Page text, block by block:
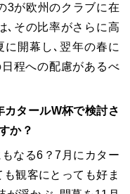
3が欧州のクラブに在
､その比率がさらに高
に開幕し､翌年の春に
程への配慮があるべ
タールW杯で検討さ
か？
なる6？7月にカター
観客にとっても好ま